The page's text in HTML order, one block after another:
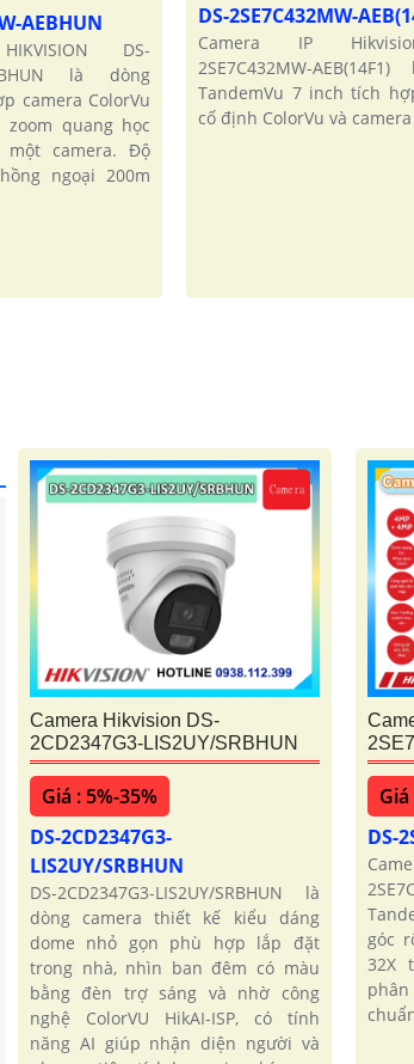
AEBHUN
DS-
là dòng
camera ColorVu
zoom quang học
một camera. Độ
ngoại 200m
DS-2SE7C432MW-
Camera IP
2SE7C432MW-
TandemVu 7 inch tích
cố định ColorVu và camera
Camera Hikvision DS-
2CD2347G3-LIS2UY/SRBHUN
Giá : 5%-35%
DS-2CD2347G3-
LIS2UY/SRBHUN
DS-2CD2347G3-LIS2UY/SRBHUN là
dòng camera thiết kế kiểu dáng
dome nhỏ gọn phù hợp lắp đặt
trong nhà, nhìn ban đêm có màu
bằng đèn trợ sáng và nhờ công
nghệ ColorVU HikAI-ISP, có tính
năng AI giúp nhận diện người và
DS-
góc
32X